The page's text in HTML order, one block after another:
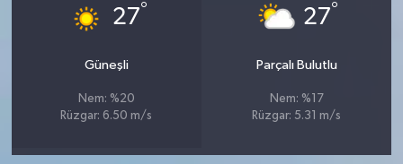
27°
Güneşli
Nem: %20
Rüzgar: 6.50 m/s
27°
Parçalı Bulutlu
Nem: %17
Rüzgar: 5.31 m/s